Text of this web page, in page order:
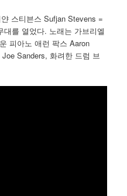
스티븐스 Sufjan Stevens =
를 열었다. 노래는 가브리엘
피아노 애런 팍스 Aaron
Sanders, 화려한 드럼 브